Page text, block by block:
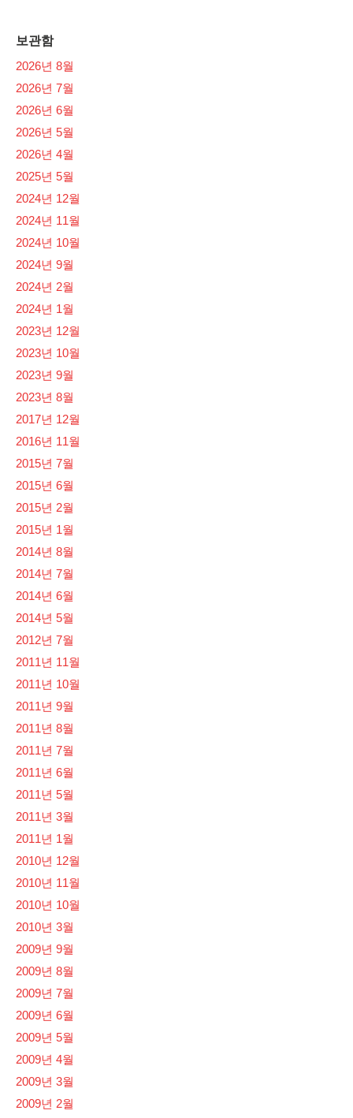
보관함
2026년 8월
2026년 7월
2026년 6월
2026년 5월
2026년 4월
2025년 5월
2024년 12월
2024년 11월
2024년 10월
2024년 9월
2024년 2월
2024년 1월
2023년 12월
2023년 10월
2023년 9월
2023년 8월
2017년 12월
2016년 11월
2015년 7월
2015년 6월
2015년 2월
2015년 1월
2014년 8월
2014년 7월
2014년 6월
2014년 5월
2012년 7월
2011년 11월
2011년 10월
2011년 9월
2011년 8월
2011년 7월
2011년 6월
2011년 5월
2011년 3월
2011년 1월
2010년 12월
2010년 11월
2010년 10월
2010년 3월
2009년 9월
2009년 8월
2009년 7월
2009년 6월
2009년 5월
2009년 4월
2009년 3월
2009년 2월